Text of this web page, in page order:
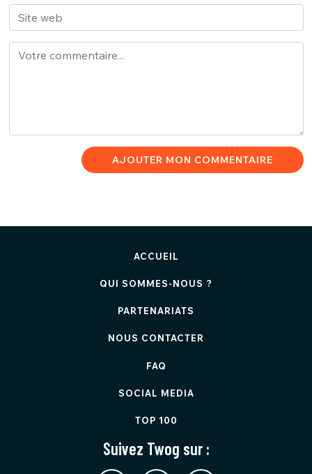
AJOUTER MON COMMENTAIRE
ACCUEIL
QUI SOMMES-NOUS ?
PARTENARIATS
NOUS CONTACTER
FAQ
SOCIAL MEDIA
TOP 100
Suivez Twog sur :